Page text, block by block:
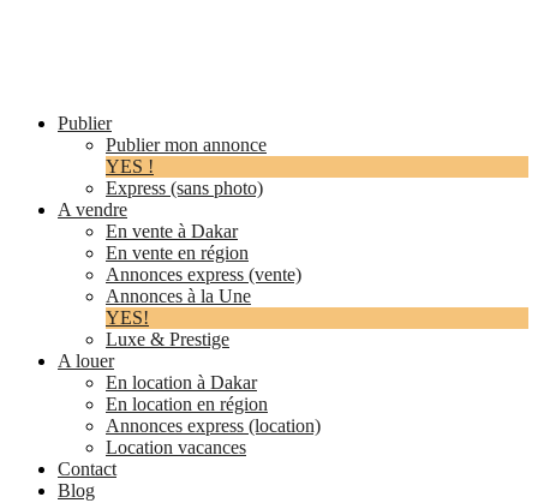
Publier
Publier mon annonce
YES !
Express (sans photo)
A vendre
En vente à Dakar
En vente en région
Annonces express (vente)
Annonces à la Une
YES!
Luxe & Prestige
A louer
En location à Dakar
En location en région
Annonces express (location)
Location vacances
Contact
Blog